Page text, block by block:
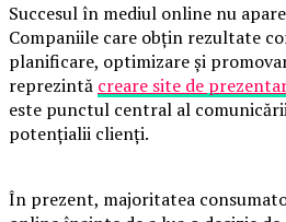
Succesul în mediul online nu
Companiile care obțin rezultate
planificare, optimizare și
reprezintă creare site de
este punctul central al
potențialii clienți.
În prezent, majoritatea